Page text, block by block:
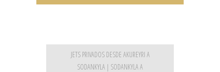
JETS PRIVADOS DESDE AKUREYRI A
SODANKYLA | SODANKYLA A